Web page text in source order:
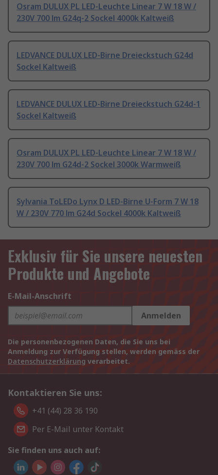
Osram DULUX PL LED-Leuchte Linear 7 W 18 W /
230V 700 lm G24q-2 Sockel 4000k Kaltweiß
LEDVANCE DULUX LED-Birne Dreieckstuch G24d
Sockel Kaltweiß
LEDVANCE DULUX LED-Birne Dreieckstuch G24d-1
Sockel Kaltweiß
Osram DULUX PL LED-Leuchte Linear 7 W 18 W /
230V 700 lm G24d-2 Sockel 3000k Warmweiß
Sylvania ToLEDo Lynx D LED-Birne U-Form 7 W 18
W / 230V 770 lm G24d Sockel 4000k Kaltweiß
Exklusiv für Sie unsere neuesten
Produkte und Angebote
E-Mail-Anschrift
Anmelden
Die personenbezogenen Daten, die Sie uns bei
Anmeldung zur Verfügung stellen, werden gemäss der
Datenschutzerklärung verarbeitet.
Kontaktieren Sie uns:
+41 (44) 28 36 190
Per E-Mail unter Kontakt
Sie finden uns auch auf: